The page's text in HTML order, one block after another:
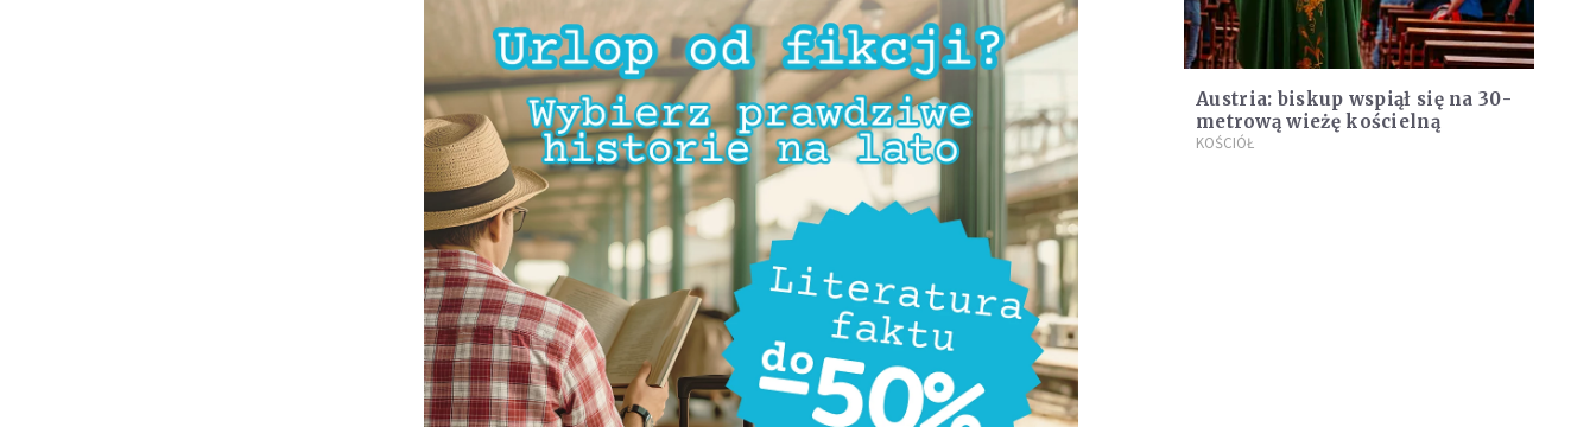
Austria: biskup wspiął się na 30-
metrową wieżę kościelną
KOŚCIÓŁ